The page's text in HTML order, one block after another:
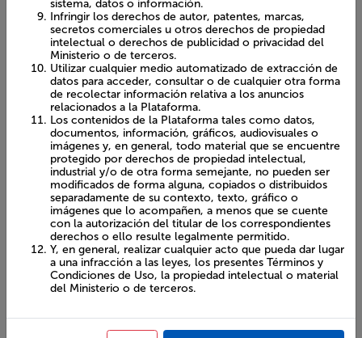
incumplimiento de estos Términos y Condiciones de
Uso o de las leyes.
Propagar o facilitar la propagación, de cualquier tipo de
virus, gusanos u otros programas informáticos
maliciosos que puedan dañar, interferir perjudicialmente,
interceptar subrepticiamente o expropiar cualquier
sistema, datos o información.
Infringir los derechos de autor, patentes, marcas,
secretos comerciales u otros derechos de propiedad
intelectual o derechos de publicidad o privacidad del
Ministerio o de terceros.
Utilizar cualquier medio automatizado de extracción de
datos para acceder, consultar o de cualquier otra forma
de recolectar información relativa a los anuncios
relacionados a la Plataforma.
Los contenidos de la Plataforma tales como datos,
documentos, información, gráficos, audiovisuales o
imágenes y, en general, todo material que se encuentre
protegido por derechos de propiedad intelectual,
industrial y/o de otra forma semejante, no pueden ser
separadamente de su contexto, texto, gráfico o
imágenes que lo acompañen, a menos que se cuente